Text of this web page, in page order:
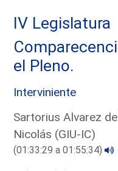
IV Legislatura
el Pleno.
Interviniente
Sartorius Alvarez
Nicolás (GIU-IC)
(01:33:29 a 01:55:34)